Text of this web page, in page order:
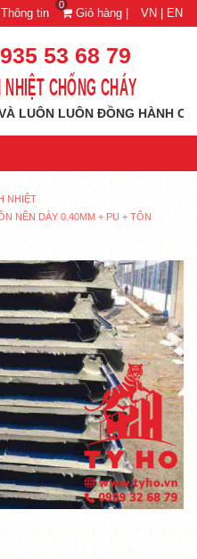
Thông tin
0
Giỏ hàng | VN | EN
53 68 79
CHỐNG CHÁY
LUÔN ĐỒNG HÀNH CÙNG
NHIỆT
NỀN DÀY 0.40MM + PU + TÔN